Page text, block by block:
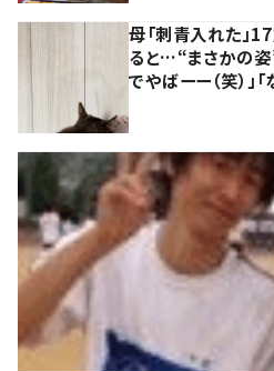
母「刺青入れた」17
ると…“まさかの
でやばーー（笑）」「